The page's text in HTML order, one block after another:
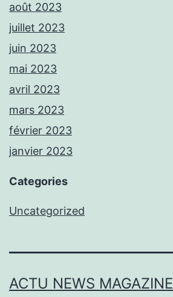
août 2023
juillet 2023
juin 2023
mai 2023
avril 2023
mars 2023
février 2023
janvier 2023
Categories
Uncategorized
ACTU NEWS MAGAZINE